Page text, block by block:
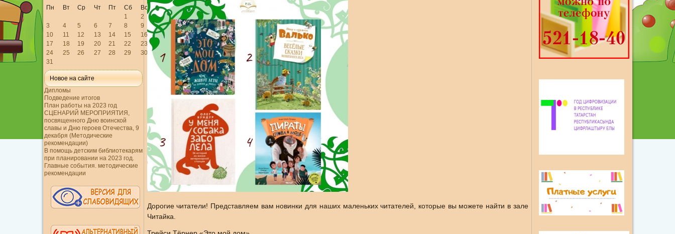
Пн Вт Ср Чт Пт Сб
Вс
1
2
3
4 5 6 7 8
9
10
11 12 13 14 15
16
17
18 19 20 21 22
23
24
25 26 27 28 29
30
31
Новое на сайте
Дипломы
Подведение итогов
План работы на 2023 год
СЦЕНАРИЙ МЕРОПРИЯТИЯ,
посвященного Дню воинской
славы и Дню героев Отечества, 9
декабря (Методические
рекомендации)
В помощь детским библиотекарям
при планировании на 2023 год.
Главные события. методические
рекомендации
Дорогие читатели! Представляем вам новинки для наших маленьких читателей, которые вы можете найти в зале
Читайка.